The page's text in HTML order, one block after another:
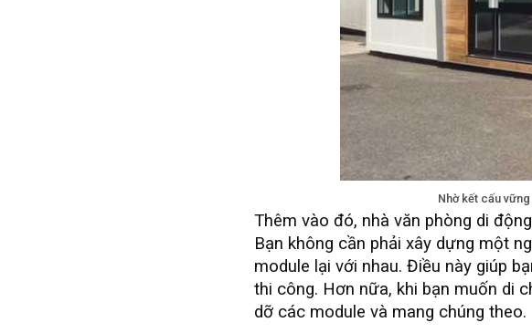
Nhờ kết cấu
Thêm vào đó, nhà văn phòng di
Bạn không cần phải xây dựng một
module lại với nhau. Điều này giúp
thi công. Hơn nữa, khi bạn muốn di
dỡ các module và mang chúng theo.